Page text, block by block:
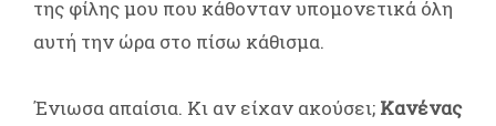
της φίλης μου που κάθονταν υπομονετικά όλη
αυτή την ώρα στο πίσω κάθισμα.
Ένιωσα απαίσια. Κι αν είχαν ακούσει; Κανένας